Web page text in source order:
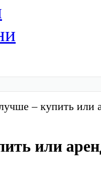
– купить или
или